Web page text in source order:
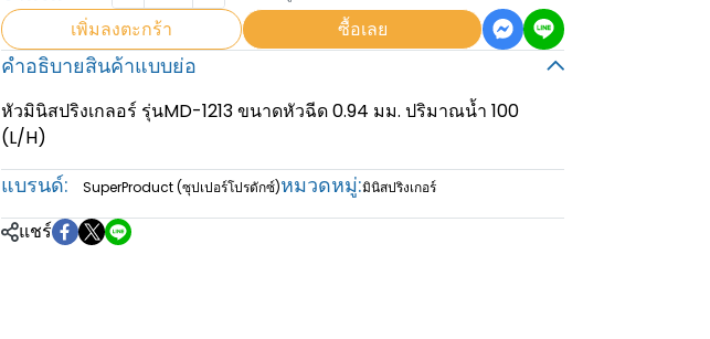
เพิ่มลงตะกร้า ซื้อเลย
คำอธิบายสินค้าแบบย่อ
หัวมินิสปริงเกลอร์ รุ่นMD-1213 ขนาดหัวฉีด 0.94 มม. ปริมาณน้ำ 100
(L/H)
แบรนด์: SuperProduct (ซุปเปอร์โปรดักซ์)หมวดหมู่:มินิสปริงเกอร์
แชร์